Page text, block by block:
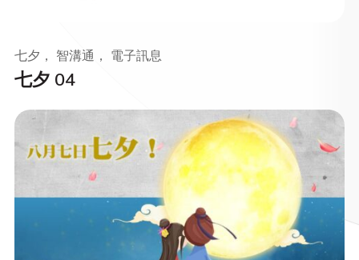
七夕 04
七夕， 智溝通， 電子訊息